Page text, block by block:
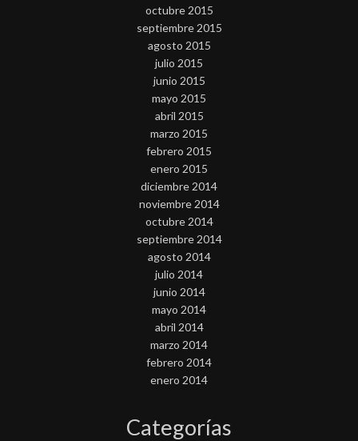
octubre 2015
septiembre 2015
agosto 2015
julio 2015
junio 2015
mayo 2015
abril 2015
marzo 2015
febrero 2015
enero 2015
diciembre 2014
noviembre 2014
octubre 2014
septiembre 2014
agosto 2014
julio 2014
junio 2014
mayo 2014
abril 2014
marzo 2014
febrero 2014
enero 2014
Categorías